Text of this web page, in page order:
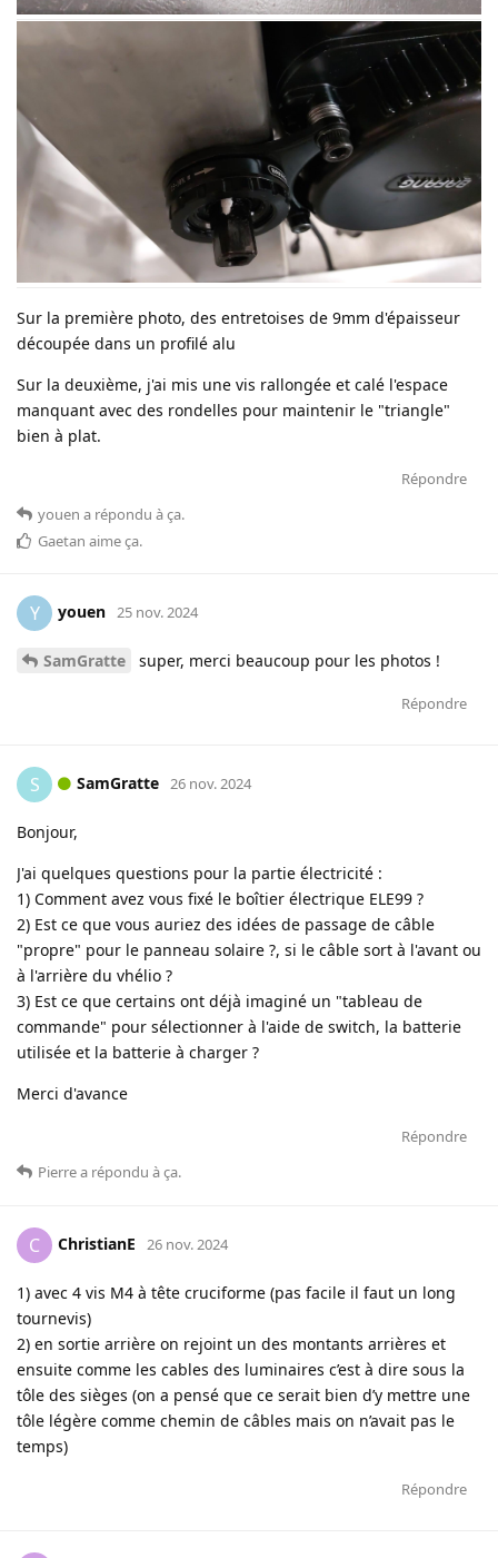
Sur la première photo, des entretoises de 9mm d'épaisseur
découpée dans un profilé alu
Sur la deuxième, j'ai mis une vis rallongée et calé l'espace
manquant avec des rondelles pour maintenir le "triangle"
bien à plat.
Répondre
youen a répondu à ça.
Gaetan aime ça.
Y youen 25 nov. 2024
SamGratte super, merci beaucoup pour les photos !
Répondre
S SamGratte 26 nov. 2024
Bonjour,
J'ai quelques questions pour la partie électricité :
1) Comment avez vous fixé le boîtier électrique ELE99 ?
2) Est ce que vous auriez des idées de passage de câble
"propre" pour le panneau solaire ?, si le câble sort à l'avant ou
à l'arrière du vhélio ?
3) Est ce que certains ont déjà imaginé un "tableau de
commande" pour sélectionner à l'aide de switch, la batterie
utilisée et la batterie à charger ?
Merci d'avance
Répondre
Pierrea répondu à ça.
C ChristianE 26 nov. 2024
1) avec 4 vis M4 à tête cruciforme (pas facile il faut un long
tournevis)
2) en sortie arrière on rejoint un des montants arrières et
ensuite comme les cables des luminaires c’est à dire sous la
tôle des sièges (on a pensé que ce serait bien d’y mettre une
tôle légère comme chemin de câbles mais on n’avait pas le
temps)
Répondre